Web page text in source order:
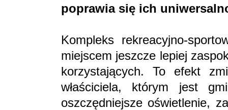
poprawia się ich
Kompleks rekreacyjno-
miejscem jeszcze lepiej
korzystających. To efekt
właściciela, którym jest
oszczędniejsze oświetlenie,